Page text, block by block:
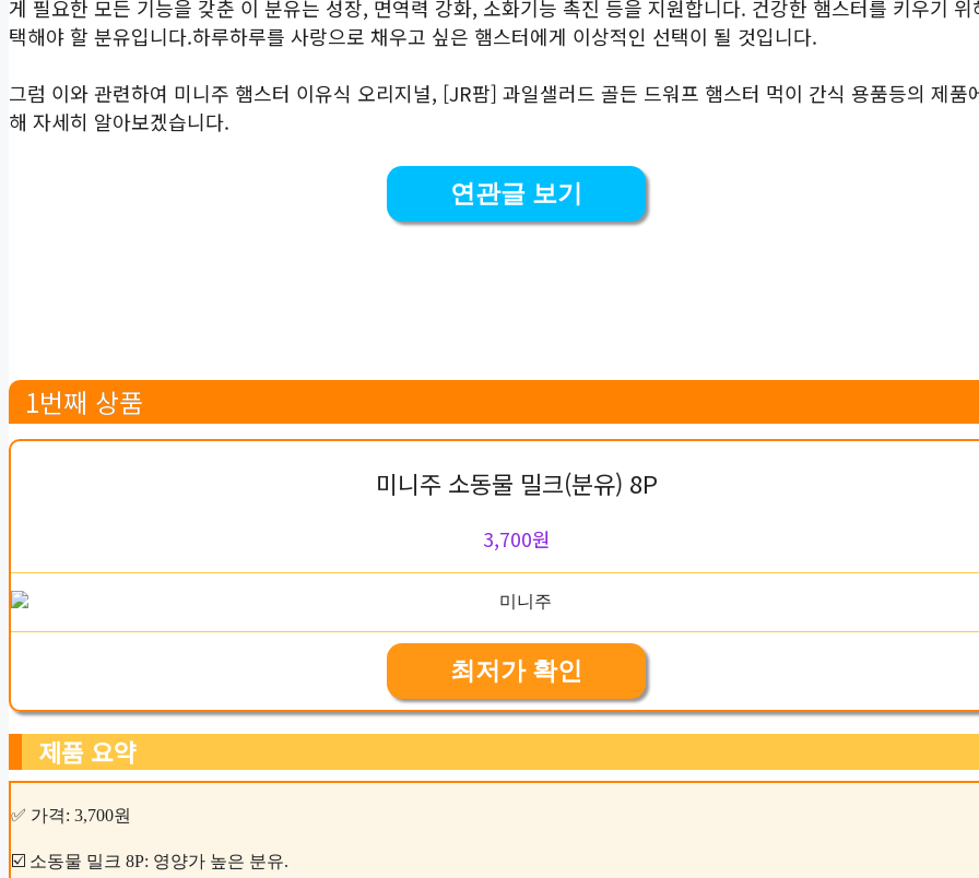
게 필요한 모든 기능을 갖춘 이 분유는 성장, 면역력 강화, 소화기능 촉진 등을 지원합니다. 건강한 햄스터를 키우기 위
택해야 할 분유입니다.하루하루를 사랑으로 채우고 싶은 햄스터에게 이상적인 선택이 될 것입니다.
그럼 이와 관련하여 미니주 햄스터 이유식 오리지널, [JR팜] 과일샐러드 골든 드워프 햄스터 먹이 간식 용품등의 제품
해 자세히 알아보겠습니다.
연관글 보기
1번째 상품
미니주 소동물 밀크(분유) 8P
3,700원
최저가 확인
제품 요약
✅ 가격: 3,700원
☑️ 소동물 밀크 8P: 영양가 높은 분유.